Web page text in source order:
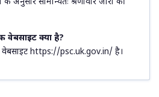
वेबसाइट क्या है?
वेबसाइट https://psc.uk.gov.in/ है।